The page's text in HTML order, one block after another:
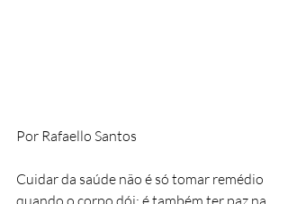
Por Rafaello Santos
Cuidar da saúde não é só tomar remédio